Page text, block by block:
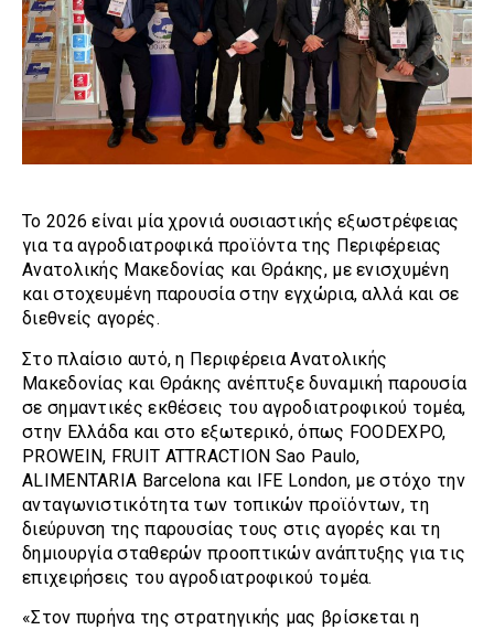
Το 2026 είναι μία χρονιά ουσιαστικής εξωστρέφειας
για τα αγροδιατροφικά προϊόντα της Περιφέρειας
Ανατολικής Μακεδονίας και Θράκης, με ενισχυμένη
και στοχευμένη παρουσία στην εγχώρια, αλλά και σε
διεθνείς αγορές.
Στο πλαίσιο αυτό, η Περιφέρεια Ανατολικής
Μακεδονίας και Θράκης ανέπτυξε δυναμική παρουσία
σε σημαντικές εκθέσεις του αγροδιατροφικού τομέα,
στην Ελλάδα και στο εξωτερικό, όπως FOODEXPO,
PROWEIN, FRUIT ATTRACTION Sao Paulo,
ALIMENTARIA Barcelona και IFE London, με στόχο την
ανταγωνιστικότητα των τοπικών προϊόντων, τη
διεύρυνση της παρουσίας τους στις αγορές και τη
δημιουργία σταθερών προοπτικών ανάπτυξης για τις
επιχειρήσεις του αγροδιατροφικού τομέα.
«Στον πυρήνα της στρατηγικής μας βρίσκεται η